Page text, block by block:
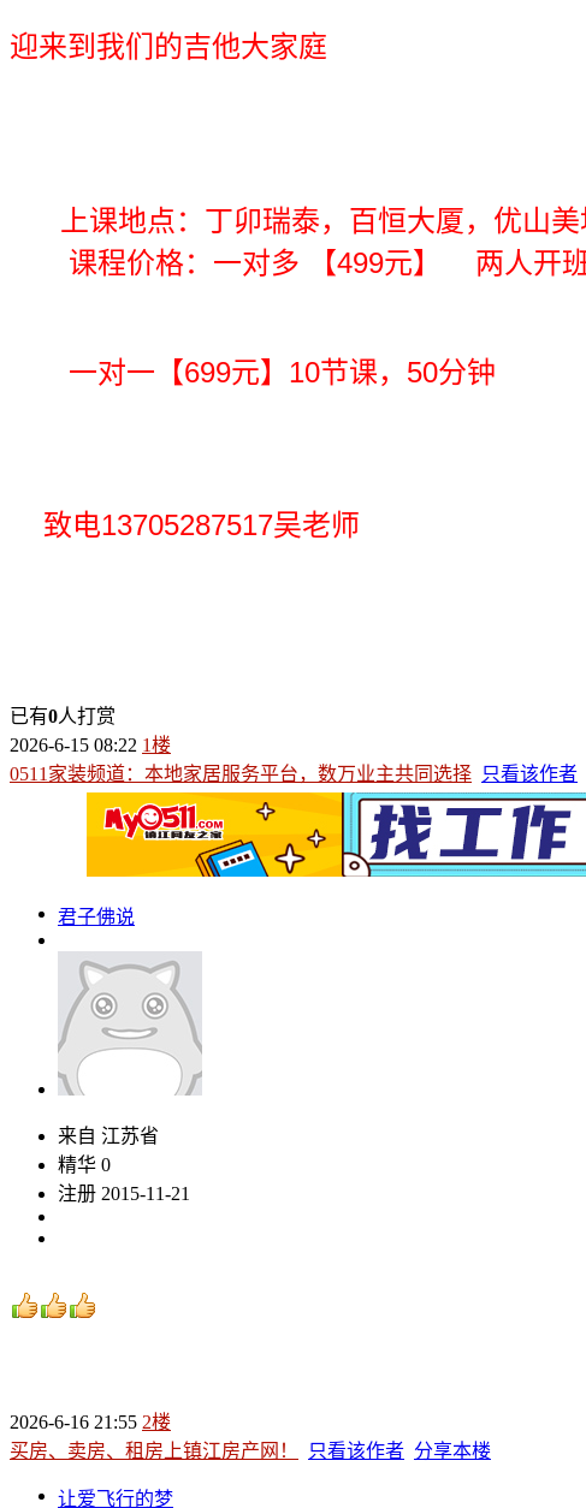
迎来到我们的吉他大家庭
上课地点：丁卯瑞泰，百恒大厦，优山美
课程价格：一对多 【499元
一对一【699元】10节课，50分钟
致电13705287517吴老师
已有0人打赏
2026-6-15 08:22 1楼
0511家装频道：本地家居服务平台，数万业主共同选择 只看该作者
君子佛说
来自 江苏省
精华 0
注册 2015-11-21
2026-6-16 21:55 2楼
买房、卖房、租房上镇江房产网！
只看该作者 分享本楼
让爱飞行的梦